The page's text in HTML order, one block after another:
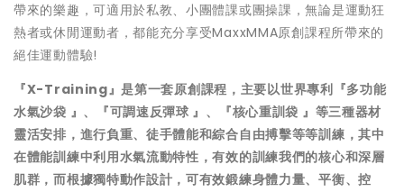
帶來的樂趣，可適用於私教、小團體課或團操課，無論是運動狂
熱者或休閒運動者，都能充分享受MaxxMMA原創課程所帶來的
絕佳運動體驗!
『X-Training』是第一套原創課程，主要以世界專利『多功能
水氣沙袋 』、『可調速反彈球 』、『核心重訓袋 』等三種器材
靈活安排，進行負重、徒手體能和綜合自由搏擊等等訓練，其中
在體能訓練中利用水氣流動特性，有效的訓練我們的核心和深層
肌群，而根據獨特動作設計，可有效鍛練身體力量、平衡、控